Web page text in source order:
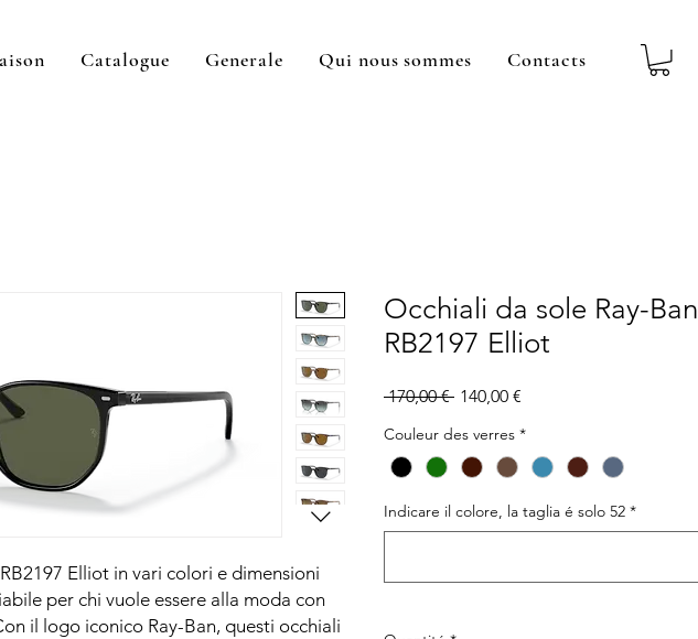
Catalogue Generale Qui nous sommes Contacts
Elliot in vari colori e dimensioni
per chi vuole essere alla moda con
il logo iconico Ray-Ban, questi occhiali
Occhiali da sole Ray-Ban
RB2197 Elliot
170,00 € Prix
140,00 €
Couleur des verres *
Indicare il colore, la taglia é solo 52 *